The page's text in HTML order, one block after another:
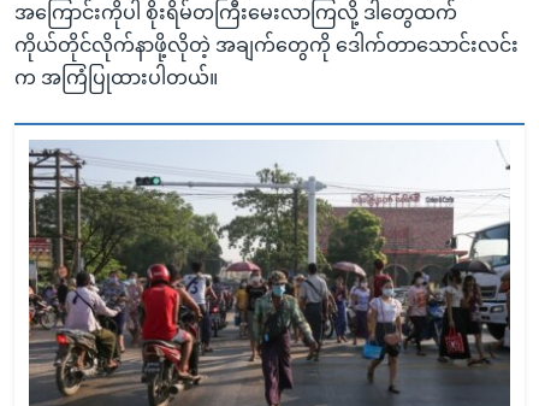
အကြောင်းကိုပါ စိုးရိမ်တကြီးမေးလာကြလို့ ဒါတွေထက်
ကိုယ်တိုင်လိုက်နာဖို့လိုတဲ့ အချက်တွေကို ဒေါက်တာသောင်းလင်း
က အကြံပြုထားပါတယ်။